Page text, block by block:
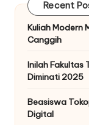
Recent
Kuliah Modern
Canggih
Inilah Fakultas
Diminati 2025
Beasiswa
Digital